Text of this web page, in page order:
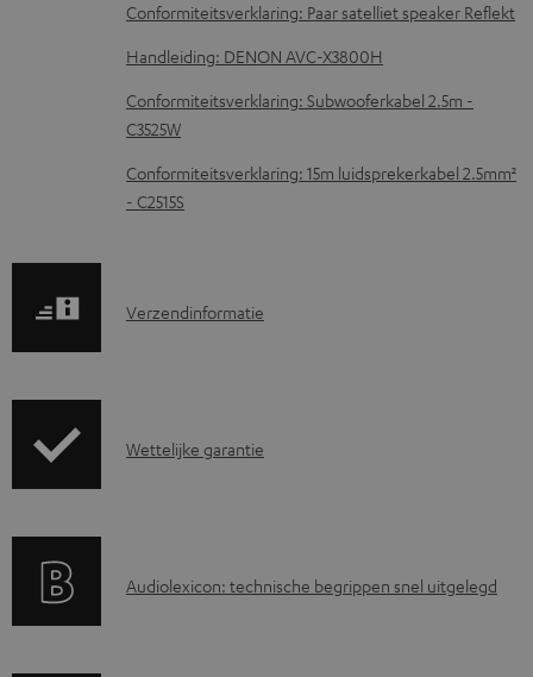
u
m
e
n
t
e
Conformiteitsverklaring: Paar satelliet speaker Reflekt
Handleiding: DENON AVC-X3800H
Conformiteitsverklaring: Subwooferkabel 2.5m -
C3525W
Conformiteitsverklaring: 15m luidsprekerkabel 2.5mm²
- C2515S
V
e
n
Verzendinformatie
G
n
Wettelijke garantie
A
Audiolexicon: technische begrippen snel uitgelegd